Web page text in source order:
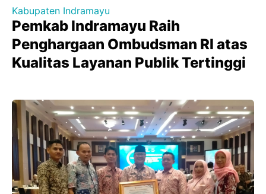
Kabupaten Indramayu
Pemkab Indramayu Raih
Penghargaan Ombudsman RI atas
Kualitas Layanan Publik Tertinggi